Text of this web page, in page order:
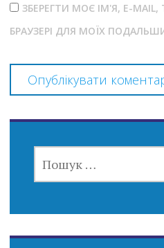
ЗБЕРЕГТИ МОЄ ІМ'Я, E-
БРАУЗЕРІ ДЛЯ МОЇХ